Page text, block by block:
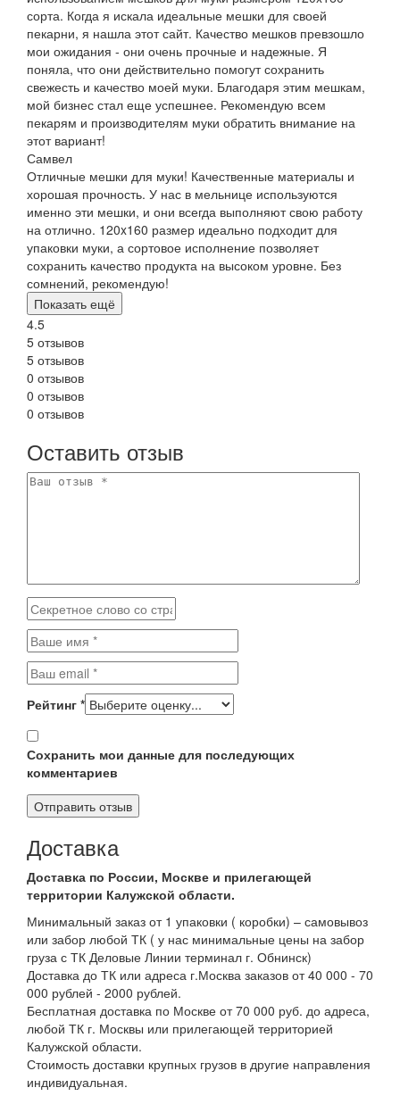
сорта. Когда я искала идеальные мешки для своей
пекарни, я нашла этот сайт. Качество мешков превзошло
мои ожидания - они очень прочные и надежные. Я
поняла, что они действительно помогут сохранить
свежесть и качество моей муки. Благодаря этим мешкам,
мой бизнес стал еще успешнее. Рекомендую всем
пекарям и производителям муки обратить внимание на
этот вариант!
Самвел
Отличные мешки для муки! Качественные материалы и
хорошая прочность. У нас в мельнице используются
именно эти мешки, и они всегда выполняют свою работу
на отлично. 120x160 размер идеально подходит для
упаковки муки, а сортовое исполнение позволяет
сохранить качество продукта на высоком уровне. Без
сомнений, рекомендую!
Показать ещё
4.5
5 отзывов
5 отзывов
0 отзывов
0 отзывов
0 отзывов
Оставить отзыв
Рейтинг *
Сохранить мои данные для последующих
комментариев
Доставка
Доставка по России, Москве и прилегающей
территории Калужской области.
Минимальный заказ от 1 упаковки ( коробки) – самовывоз
или забор любой ТК ( у нас минимальные цены на забор
груза с ТК Деловые Линии терминал г. Обнинск)
Доставка до ТК или адреса г.Москва заказов от 40 000 - 70
000 рублей - 2000 рублей.
Бесплатная доставка по Москве от 70 000 руб. до адреса,
любой ТК г. Москвы или прилегающей территорией
Калужской области.
Стоимость доставки крупных грузов в другие направления
индивидуальная.